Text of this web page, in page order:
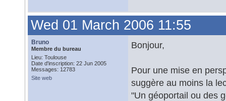
Wed 01 March 2006 11:55
Bruno
Membre du bureau
Lieu: Toulouse
Date d'inscription: 22 Jun 2005
Messages: 12783
Site web
Bonjour,
Pour une mise en
suggère au moins la
"Un géoportail ou des